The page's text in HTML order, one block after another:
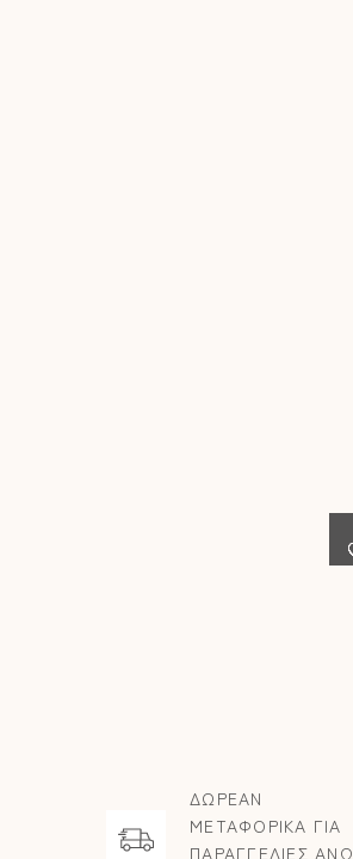
ΔΩΡΕΑΝ
ΜΕΤΑΦΟΡΙΚΑ ΓΙΑ
ΠΑΡΑΓΓΕΛΙΕΣ ΑΝΩ